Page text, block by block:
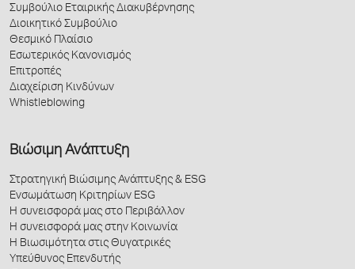
Συμβούλιο Εταιρικής Διακυβέρνησης
Διοικητικό Συμβούλιο
Θεσμικό Πλαίσιο
Εσωτερικός Κανονισμός
Επιτροπές
Διαχείριση Κινδύνων
Whistleblowing
Βιώσιμη Ανάπτυξη
Στρατηγική Βιώσιμης Ανάπτυξης & ESG
Ενσωμάτωση Κριτηρίων ESG
Η συνεισφορά μας στο Περιβάλλον
Η συνεισφορά μας στην Κοινωνία
Η Βιωσιμότητα στις Θυγατρικές
Υπεύθυνος Επενδυτής